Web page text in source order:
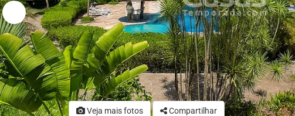
Veja mais fotos Compartilhar